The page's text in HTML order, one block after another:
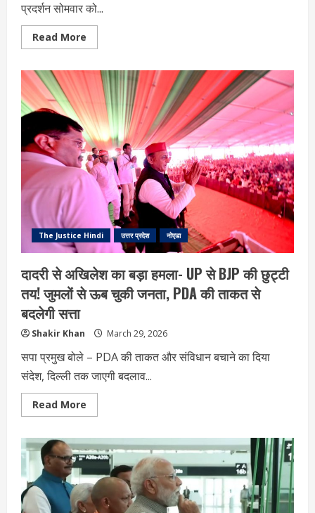
प्रदर्शन सोमवार को...
Read More
more
में
बवाल:
वेतन
वृद्धि
को
लेकर
कर्मचारियों
का
हिंसक
प्रदर्शन,
गाड़ियों
पथराव
The Justice Hindi उत्तर प्रदेश नोएडा
दादरी से अखिलेश का बड़ा हमला- UP से BJP की छुट्टी
तय! जुमलों से ऊब चुकी जनता, PDA की ताकत से
बदलेगी सत्ता
Shakir Khan March 29, 2026
सपा प्रमुख बोले – PDA की ताकत और संविधान बचाने का दिया
संदेश, दिल्ली तक जाएगी बदलाव...
Read More
more
से
अखिलेश
का
बड़ा
हमला-
UP
से